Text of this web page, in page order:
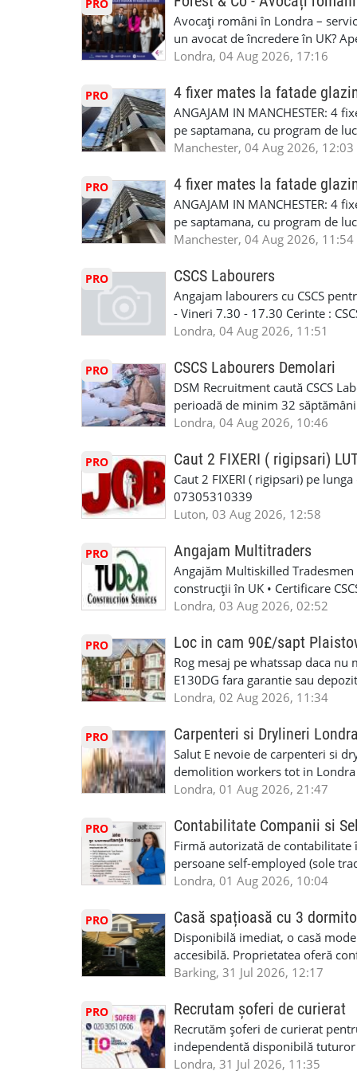
interesati
PRO
Avocați români în Londra –
un avocat de încredere în UK?
Solicitors, indiferent că ai nevoie
familiei (divorț, custodie, partaj)
Servicii pentru companii: •
• Imigrație pentru afaceri și
soluționarea disputelor 💡 De ce
standard ✔ Confidențialitate
790 689 Email:
www.fcos.co.uk 👉
Londra, 04 Aug 2026, 17:16
PRO 4 fixer mates la fatade
ANGAJAM IN MANCHESTER:
pe saptamana, cu program de
in perioada urmatoare. Cerinte:
Tariful se discuta direct, in
discutie este simpla: cine esti,
Prioritate au oamenii din
carora li se termina proiectul
oferta pe care sa o folositi la
WhatsApp: +44 7467 838 881
numele, experienta si data la
https://forms.gle/
T&D GLAZING AND
Manchester, 04 Aug 2026, 12:03
PRO 4 fixer mates la fatade
ANGAJAM IN MANCHESTER:
pe saptamana, cu program de
in perioada urmatoare. Cerinte:
Tariful se discuta direct, in
discutie este simpla: cine esti,
Prioritate au oamenii din
carora li se termina proiectul
oferta pe care sa o folositi la
WhatsApp: +44 7467 838 881
numele, experienta si data la
link-ul de jos. Sanatate si mult
INSTALLATION LIMITED
Manchester, 04 Aug 2026, 11:54
PRO CSCS Labourers
Angajam labourers cu CSCS
- Vineri 7.30 - 17.30 Cerinte :
Londra, 04 Aug 2026, 11:51
PRO CSCS Labourers Demolari
DSM Recruitment caută CSCS
perioadă de minim 32
oferă ore suplimentare și
informații, contactați-ne la: 📞
Londra, 04 Aug 2026, 10:46
PRO Caut 2 FIXERI ( rigipsari)
Caut 2 FIXERI ( rigipsari) pe
07305310339
Luton, 03 Aug 2026, 12:58
PRO Angajam Multitraders
Angajăm Multiskilled
construcții în UK • Certificare
specializate (căutăm
interioare • Permis de
(reprezintă un avantaj
performanță • £200 – £250 pe
posibilități reale de avansare •
oră pauză de masă) •
Londra, 03 Aug 2026, 02:52
PRO Loc in cam 90£/sapt
Rog mesaj pe whatssap daca nu
E130DG fara garantie sau
fiecare pat beneficiaza de dulap
saptaminal fara garantie sau
de 1/sapt) -tel- 07440366084
Londra, 02 Aug 2026, 11:34
PRO Carpenteri si Drylineri Londra
Salut E nevoie de carpenteri si
demolition workers tot in
Londra, 01 Aug 2026, 21:47
PRO Contabilitate Companii si
Firmă autorizată de contabilitate
persoane self-employed (sole
închiriate (landlords) Serviciile
HMRC: PAYE / VAT / CIS ✔
Consultanță fiscală ✔ Declarații
Corporation Tax ✔ Company
planuri ✔ Cash-flow și previziuni
serviciile noastre? ✔ Suntem
ca tax agents ✔ Suntem
Service Provider), astfel putem
Deținem asigurare profesională
Londra, 01 Aug 2026, 10:04
PRO Casă spațioasă cu 3
Disponibilă imediat, o casă
accesibilă. Proprietatea oferă
sau pentru persoane care caută
disponibilă Locuință recent
facilități locale Condiții:
Disponibilă imediat Contract
£2500 Contact: Pentru vizionare
Barking, 31 Jul 2026, 12:17
PRO Recrutam șoferi de curierat
Recrutăm șoferi de curierat
independentă disponibilă
experiența, deoarece se va
Londra, 31 Jul 2026, 11:35